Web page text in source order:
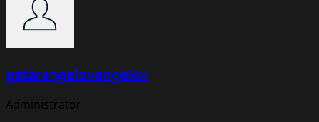
petarangelovangelov
Administrator